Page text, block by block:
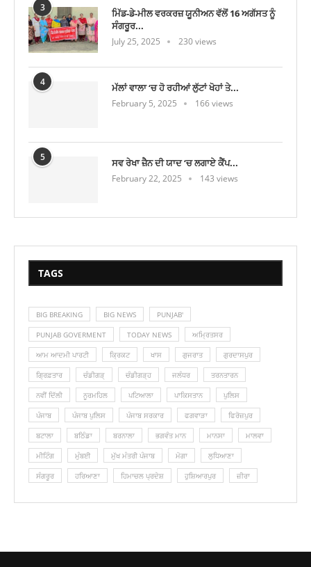
3
ਮਿੱਡ-ਡੇ-ਮੀਲ ਵਰਕਰਜ਼ ਯੂਨੀਅਨ ਵੱਲੋਂ 16 ਅਗੱਸਤ ਨੂੰ
ਸੰਗਰੂਰ...
July 25, 2025 230 views
4 ਮੱਲਾਂ ਵਾਲਾ ‘ਚ ਹੋ ਰਹੀਆਂ ਲੁੱਟਾਂ ਖੋਹਾਂ ਤੇ...
February 5, 2025 166 views
5 ਸਵ ਰੇਖਾ ਜ਼ੈਨ ਦੀ ਯਾਦ ‘ਚ ਲਗਾਏ ਕੈਂਪ...
February 22, 2025 143 views
TAGS
BIG BREAKING BIG NEWS PUNJAB'
PUNJAB GOVERMENT TODAY NEWS ਅਮ੍ਰਿਤਸਰ
ਆਮ ਆਦਮੀ ਪਾਰਟੀ ਕ੍ਰਿਕਟ ਖਾਸ ਗੁਜਰਾਤ ਗੁਰਦਾਸਪੁਰ
ਗ੍ਰਿਫ਼ਤਾਰ ਚੰਡੀਗੜ੍ ਚੰਡੀਗੜ੍ਹ ਜਲੰਧਰ ਤਰਨਤਾਰਨ
ਨਵੀਂ ਦਿੱਲੀ ਨੂਰਮਹਿਲ ਪਟਿਆਲਾ ਪਾਕਿਸਤਾਨ ਪੁਲਿਸ
ਪੰਜਾਬ ਪੰਜਾਬ ਪੁਲਿਸ ਪੰਜਾਬ ਸਰਕਾਰ ਫਗਵਾੜਾ ਫਿਰੋਜ਼ਪੁਰ
ਬਟਾਲਾ ਬਠਿੰਡਾ ਬਰਨਾਲਾ ਭਗਵੰਤ ਮਾਨ ਮਾਨਸਾ ਮਾਲਵਾ
ਮੀਟਿੰਗ ਮੁੰਬਈ ਮੁੱਖ ਮੰਤਰੀ ਪੰਜਾਬ ਮੋਗਾ ਲੁ‎ਧਿਆਣਾ
ਸੰਗਰੂਰ ਹਰਿਆਣਾ ਹਿਮਾਚਲ ਪ੍ਰਦੇਸ਼ ਹੁਸ਼ਿਆਰਪੁਰ ਜ਼ੀਰਾ